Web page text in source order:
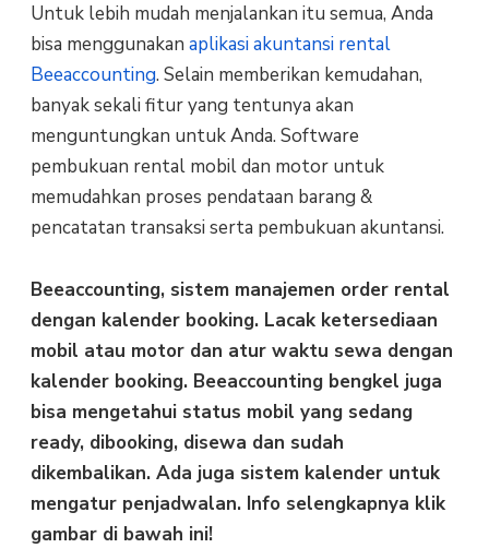
Untuk lebih mudah menjalankan itu semua, Anda
bisa menggunakan aplikasi akuntansi rental
Beeaccounting. Selain memberikan kemudahan,
banyak sekali fitur yang tentunya akan
menguntungkan untuk Anda. Software
pembukuan rental mobil dan motor untuk
memudahkan proses pendataan barang &
pencatatan transaksi serta pembukuan akuntansi.
Beeaccounting, sistem manajemen order rental
dengan kalender booking. Lacak ketersediaan
mobil atau motor dan atur waktu sewa dengan
kalender booking. Beeaccounting bengkel juga
bisa mengetahui status mobil yang sedang
ready, dibooking, disewa dan sudah
dikembalikan. Ada juga sistem kalender untuk
mengatur penjadwalan. Info selengkapnya klik
gambar di bawah ini!